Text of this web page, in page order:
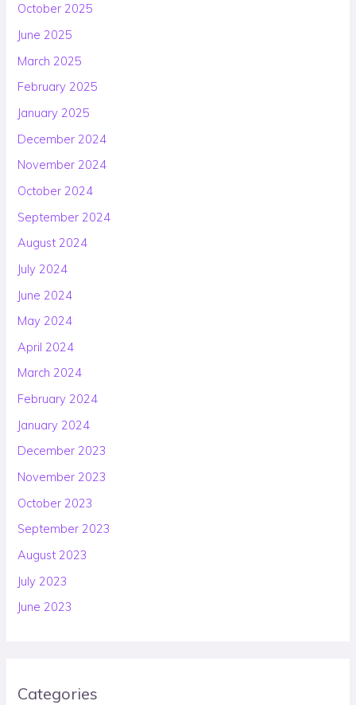
October 2025
June 2025
March 2025
February 2025
January 2025
December 2024
November 2024
October 2024
September 2024
August 2024
July 2024
June 2024
May 2024
April 2024
March 2024
February 2024
January 2024
December 2023
November 2023
October 2023
September 2023
August 2023
July 2023
June 2023
Categories